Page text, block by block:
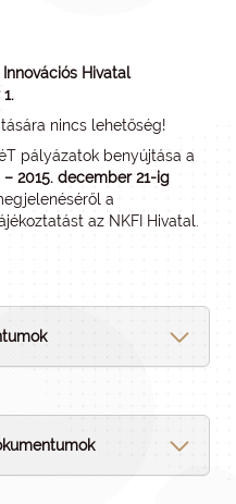
Hivatal
nincs lehetőség!
pályázatok benyújtása a
– 2015. december 21-ig
a
az NKFI Hivatal.